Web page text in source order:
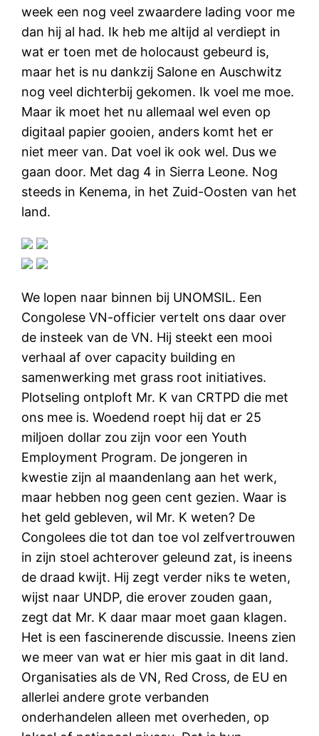
week een nog veel zwaardere lading voor me
dan hij al had. Ik heb me altijd al verdiept in
wat er toen met de holocaust gebeurd is,
maar het is nu dankzij Salone en Auschwitz
nog veel dichterbij gekomen. Ik voel me moe.
Maar ik moet het nu allemaal wel even op
digitaal papier gooien, anders komt het er
niet meer van. Dat voel ik ook wel. Dus we
gaan door. Met dag 4 in Sierra Leone. Nog
steeds in Kenema, in het Zuid-Oosten van het
land.
We lopen naar binnen bij UNOMSIL. Een
Congolese VN-officier vertelt ons daar over
de insteek van de VN. Hij steekt een mooi
verhaal af over capacity building en
samenwerking met grass root initiatives.
Plotseling ontploft Mr. K van CRTPD die met
ons mee is. Woedend roept hij dat er 25
miljoen dollar zou zijn voor een Youth
Employment Program. De jongeren in
kwestie zijn al maandenlang aan het werk,
maar hebben nog geen cent gezien. Waar is
het geld gebleven, wil Mr. K weten? De
Congolees die tot dan toe vol zelfvertrouwen
in zijn stoel achterover geleund zat, is ineens
de draad kwijt. Hij zegt verder niks te weten,
wijst naar UNDP, die erover zouden gaan,
zegt dat Mr. K daar maar moet gaan klagen.
Het is een fascinerende discussie. Ineens zien
we meer van wat er hier mis gaat in dit land.
Organisaties als de VN, Red Cross, de EU en
allerlei andere grote verbanden
onderhandelen alleen met overheden, op